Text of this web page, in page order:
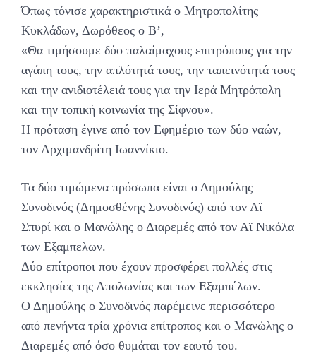
Όπως τόνισε χαρακτηριστικά ο Μητροπολίτης
Κυκλάδων, Δωρόθεος ο Β’,
«Θα τιμήσουμε δύο παλαίμαχους επιτρόπους για την
αγάπη τους, την απλότητά τους, την ταπεινότητά τους
και την ανιδιοτέλειά τους για την Ιερά Μητρόπολη
και την τοπική κοινωνία της Σίφνου».
Η πρόταση έγινε από τον Εφημέριο των δύο ναών,
τον Αρχιμανδρίτη Ιωαννίκιο.
Τα δύο τιμώμενα πρόσωπα είναι ο Δημούλης
Συνοδινός (Δημοσθένης Συνοδινός) από τον Αϊ
Σπυρί και ο Μανώλης ο Διαρεμές από τον Αϊ Νικόλα
των Εξαμπελων.
Δύο επίτροποι που έχουν προσφέρει πολλές στις
εκκλησίες της Απολωνίας και των Εξαμπέλων.
Ο Δημούλης ο Συνοδινός παρέμεινε περισσότερο
από πενήντα τρία χρόνια επίτροπος και ο Μανώλης ο
Διαρεμές από όσο θυμάται τον εαυτό του.